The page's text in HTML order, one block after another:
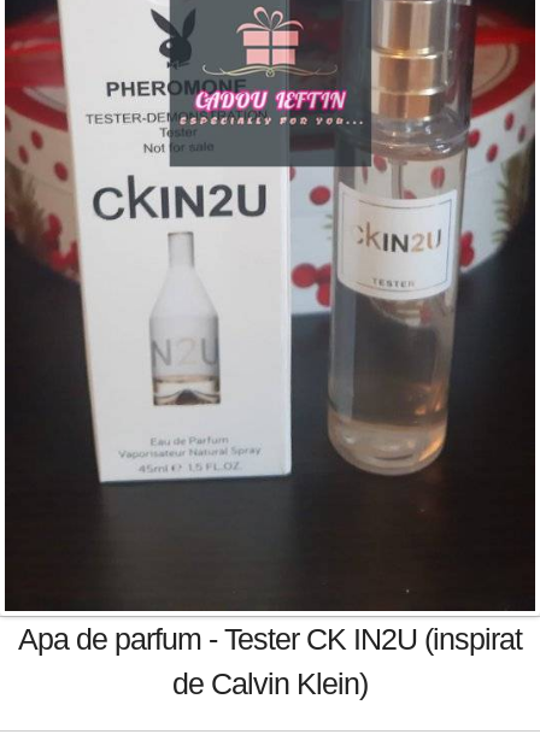
Apa de parfum - Tester CK IN2U (inspirat
de Calvin Klein)